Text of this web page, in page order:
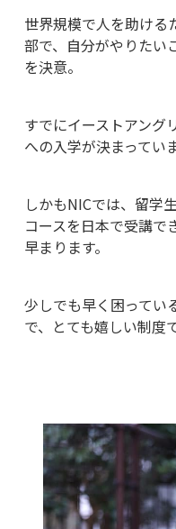
世界規模で人を助ける
部で、自分がやりたい
を決意。
すでにイーストアング
への入学が決まっていま
しかもNICでは、留学
コースを日本で受講で
早まります。
少しでも早く困ってい
で、とても嬉しい制度で